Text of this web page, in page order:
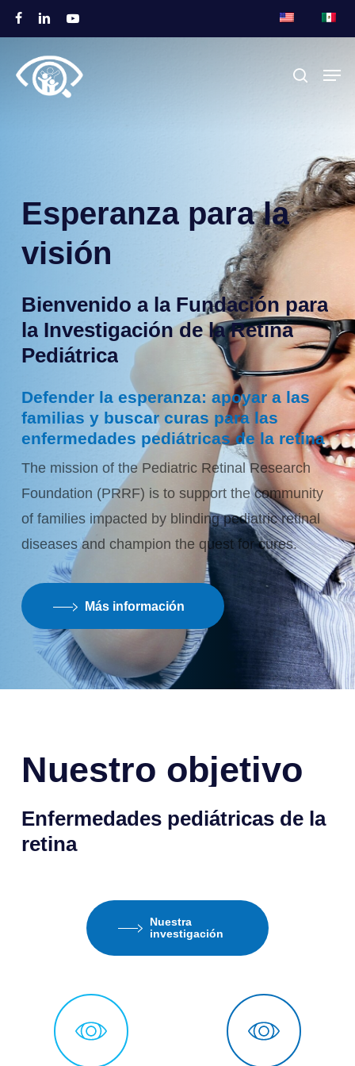
al
contenido
principal
facebooklinkedinyoutube
Esperanza para la
visión
Bienvenido a la Fundación para
la Investigación de la Retina
Pediátrica
Defender la esperanza: apoyar a las
familias y buscar curas para las
enfermedades pediátricas de la retina
The mission of the Pediatric Retinal Research
Foundation (PRRF) is to support the community
of families impacted by blinding pediatric retinal
diseases and champion the quest for cures.
Más información
Nuestro objetivo
Enfermedades pediátricas de la
retina
Nuestra
investigación
Enfermedades
pediátricas
Eye Icon
Enfermedades
pediátricas
Eye Icon
Menú